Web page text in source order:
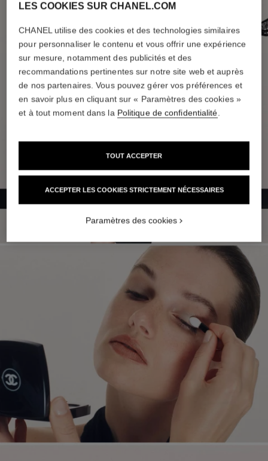
LES COOKIES SUR CHANEL.COM
CHANEL utilise des cookies et des technologies similaires
pour personnaliser le contenu et vous offrir une expérience
sur mesure, notamment des publicités et des
recommandations pertinentes sur notre site web et auprès
de nos partenaires. Vous pouvez gérer vos préférences et
en savoir plus en cliquant sur « Paramètres des cookies »
et à tout moment dans la Politique de confidentialité.
ACCEPTER LES COOKIES STRICTEMENT NÉCESSAIRES
TOUT ACCEPTER
Paramètres des cookies